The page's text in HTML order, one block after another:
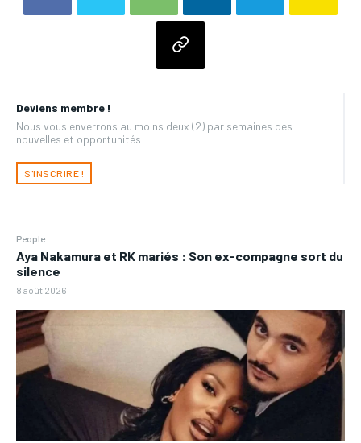
Deviens membre !
Nous vous enverrons au moins deux (2) par semaines des
nouvelles et opportunités
S'INSCRIRE !
People
Aya Nakamura et RK mariés : Son ex-compagne sort du
silence
8 août 2026